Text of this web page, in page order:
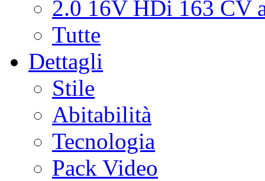
2.0 16V HDi 163 CV
Tutte
Dettagli
Stile
Abitabilità
Tecnologia
Pack Video